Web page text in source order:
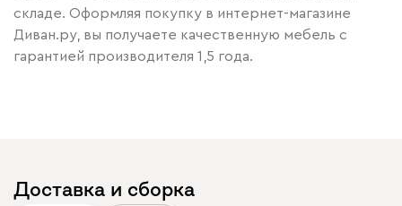
складе. Оформляя покупку в интернет-магазине
Диван.ру, вы получаете качественную мебель с
гарантией производителя 1,5 года.
Доставка и сборка